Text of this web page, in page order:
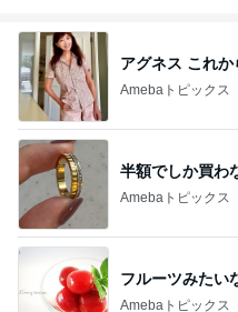
アグネス これ
Amebaトピックス
半額でしか買わ
Amebaトピックス
フルーツみたい
Amebaトピックス